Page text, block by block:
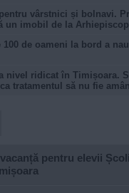
vârstnici și bolnavi.
un imobil de la
100 de oameni la bord a
nivel ridicat în Timișoara.
tratamentul să nu fie
pentru elevii